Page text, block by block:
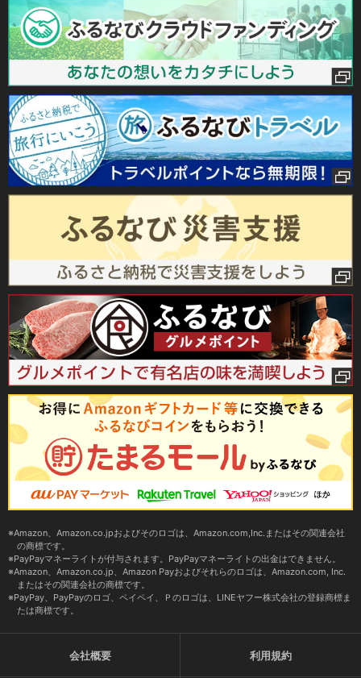
Amazon、Amazon.co.jpおよびそのロゴは、Amazon.com,Inc.またはその関連会社
の商標です。
PayPayマネーライトが付与されます。PayPayマネーライトの出金はできません。
Amazon、Amazon.co.jp、Amazon Payおよびそれらのロゴは、Amazon.com, Inc.
またはその関連会社の商標です。
PayPay、PayPayのロゴ、ペイペイ、Ｐのロゴは、LINEヤフー株式会社の登録商標ま
たは商標です。
会社概要 利用規約